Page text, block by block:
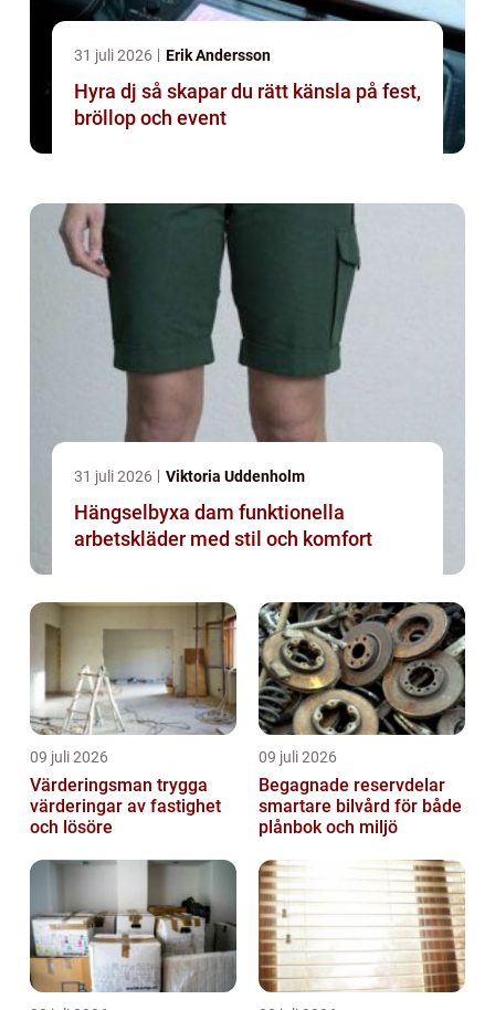
31 juli 2026 Erik Andersson
Hyra dj så skapar du rätt känsla på fest,
bröllop och event
31 juli 2026 Viktoria Uddenholm
Hängselbyxa dam funktionella
arbetskläder med stil och komfort
09 juli 2026
Värderingsman trygga
värderingar av fastighet
och lösöre
09 juli 2026
Begagnade reservdelar
smartare bilvård för både
plånbok och miljö